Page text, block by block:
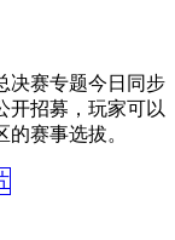
决赛专题今日同步
开招募，玩家可以
赛事选拔。